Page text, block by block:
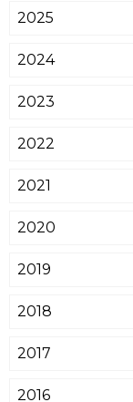
2025
2024
2023
2022
2021
2020
2019
2018
2017
2016